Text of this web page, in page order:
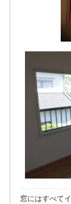
窓にはすべて